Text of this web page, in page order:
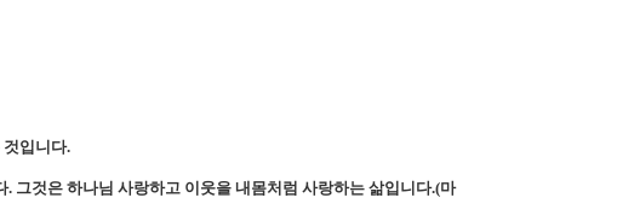
것입니다.
. 그것은 하나님 사랑하고 이웃을 내몸처럼 사랑하는 삶입니다.(마